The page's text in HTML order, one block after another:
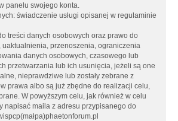
panelu swojego konta.
świadczenie usługi opisanej w regulaminie
treści danych osobowych oraz prawo do
uaktualnienia, przenoszenia, ograniczenia
danych osobowych, czasowego lub
przetwarzania lub ich usunięcia, jeżeli są one
nieprawdziwe lub zostały zebrane z
prawa albo są już zbędne do realizacji celu,
W powyższym celu, jak również w celu
napisać maila z adresu przypisanego do